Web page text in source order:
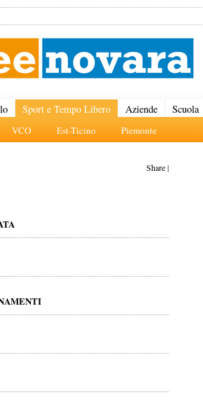
Sport e Tempo Libero
VCO Est-Ticino Piemonte
Aziende Scuola
Share|